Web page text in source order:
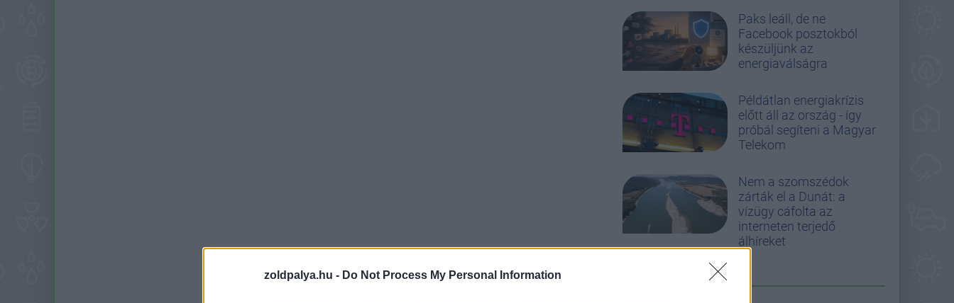
zoldpalya.hu - Do Not Process My Personal Information
Paks leáll, de ne
Facebook posztokból
készüljünk az
energiaválságra
Példátlan energiakrízis
előtt áll az ország - így
próbál segíteni a Magyar
Telekom
Nem a szomszédok
zárták el a Dunát: a
vízügy cáfolta az
interneten terjedő
álhíreket